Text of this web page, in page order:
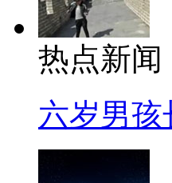
热点新闻
六岁男